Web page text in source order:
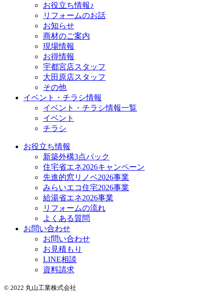
お役立ち情報♪
リフォームのお話
お知らせ
商材のご案内
現場情報
お得情報
宇都宮店スタッフ
大田原店スタッフ
その他
イベント・チラシ情報
イベント・チラシ情報一覧
イベント
チラシ
お役立ち情報
新築外構3点パック
住宅省エネ2026キャンペーン
先進的窓リノベ2026事業
みらいエコ住宅2026事業
給湯省エネ2026事業
リフォームの流れ
よくある質問
お問い合わせ
お問い合わせ
お見積もり
LINE相談
資料請求
© 2022 丸山工業株式会社